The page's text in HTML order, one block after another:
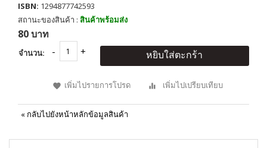
ISBN: 1294877742593
สถานะของสินค้า : สินค้าพร้อมส่ง
80 บาท
จำนวน: หยิบใส่ตะกร้า
เพิ่มไปรายการโปรด เพิ่มไปเปรียบเทียบ
« กลับไปยังหน้าหลักข้อมูลสินค้า